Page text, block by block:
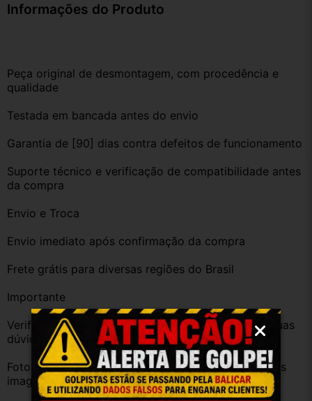
Informações do Produto
Peça original de desmontagem, com procedência e
qualidade
Testada em bancada antes do envio
Garantia de [90] dias contra defeitos de funcionamento
Suporte técnico e verificação de compatibilidade antes
da compra
Envio e Troca
Envio imediato após confirmação da compra
Frete grátis para diversas regiões do Brasil
Importante
Verifique a compatibilidade com seu veículo. Tire suas
dúvidas no campo de perguntas!
Fotos reais do produto. Peça exatamente igual à das
imagens.